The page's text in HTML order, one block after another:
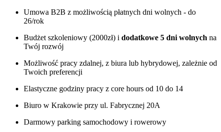
Umowa B2B z możliwością płatnych dni wolnych - do
26/rok
Budżet szkoleniowy (2000zł) i dodatkowe 5 dni wolnych na
Twój rozwój
Możliwość pracy zdalnej, z biura lub hybrydowej, zależnie od
Twoich preferencji
Elastyczne godziny pracy z core hours od 10 do 14
Biuro w Krakowie przy ul. Fabrycznej 20A
Darmowy parking samochodowy i rowerowy